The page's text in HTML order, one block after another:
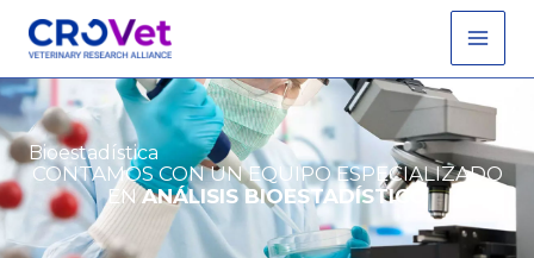
contenido
Main
Bioestadística
CONTAMOS CON UN EQUIPO ESPECIALIZADO
ENANÁLISIS BIOESTADÍSTICO